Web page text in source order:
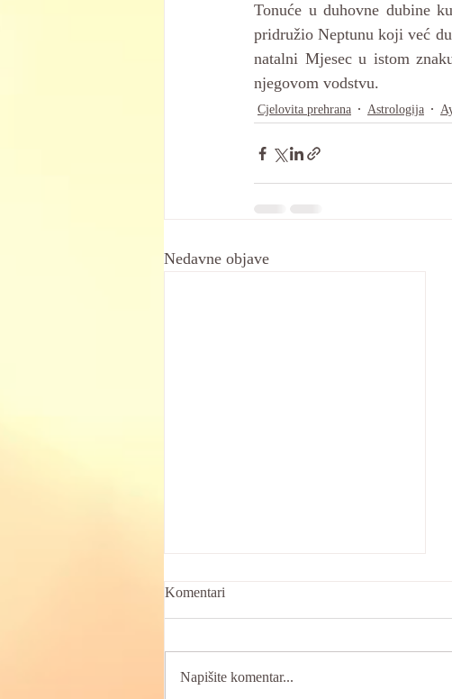
Tonuće u duhovne dubine
pridružio Neptunu koji već
natalni Mjesec u istom
njegovom vodstvu.
Cjelovita prehrana Astrologija
Nedavne objave
Komentari
Napišite komentar...